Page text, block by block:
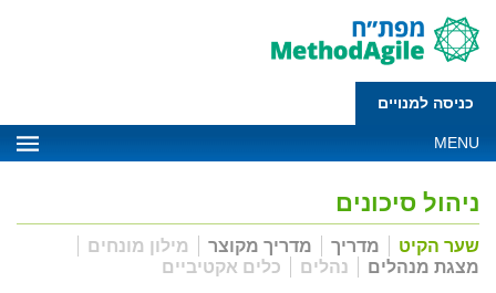
כניסה למנויים
MENU
ניהול סיכונים
שער הקיט מדריך מדריך מקוצר
מילון מונחים
מצגת מנהלים
נהלים כלים אקטיביים